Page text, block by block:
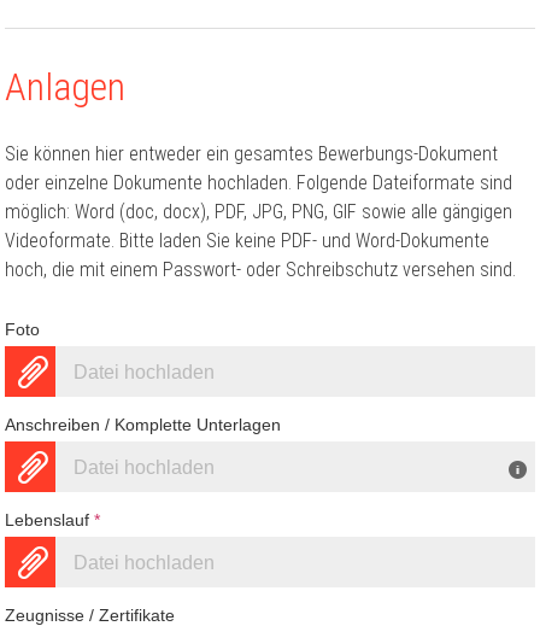
Anlagen
Sie können hier entweder ein gesamtes Bewerbungs-Dokument
oder einzelne Dokumente hochladen. Folgende Dateiformate sind
möglich: Word (doc, docx), PDF, JPG, PNG, GIF sowie alle gängigen
Videoformate. Bitte laden Sie keine PDF- und Word-Dokumente
hoch, die mit einem Passwort- oder Schreibschutz versehen sind.
Foto
Datei hochladen
Anschreiben / Komplette Unterlagen
Datei hochladen
Lebenslauf*
Datei hochladen
Zeugnisse / Zertifikate